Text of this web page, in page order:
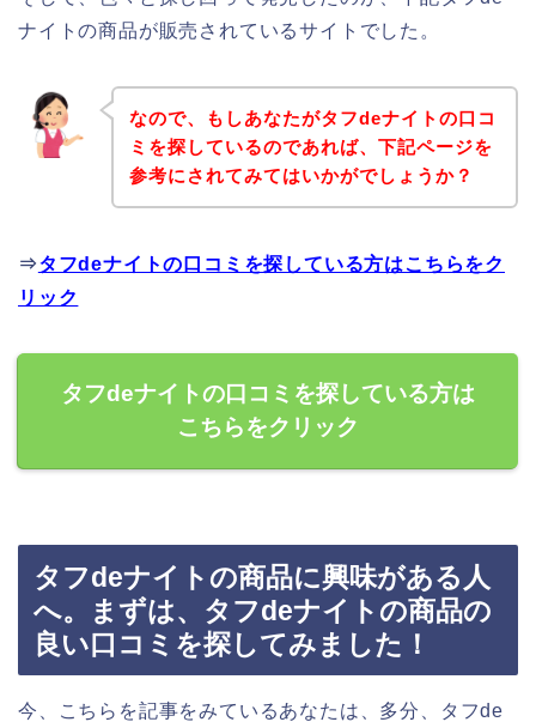
ナイトの商品が販売されているサイトでした。
なので、もしあなたがタフdeナイトの口コ
ミを探しているのであれば、下記ページを
参考にされてみてはいかがでしょうか？
⇒タフdeナイトの口コミを探している方はこちらをク
リック
タフdeナイトの口コミを探している方は
こちらをクリック
タフdeナイトの商品に興味がある人
へ。まずは、タフdeナイトの商品の
良い口コミを探してみました！
今、こちらを記事をみているあなたは、多分、タフde